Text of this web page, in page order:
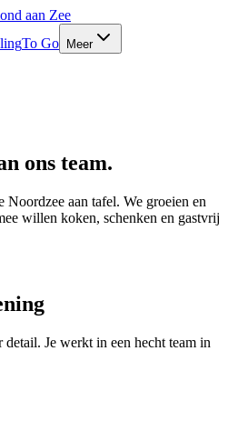
aan Zee
To Go Meer
ons team.
aan tafel. We groeien en
willen koken, schenken en gastvrij
Je werkt in een hecht team in